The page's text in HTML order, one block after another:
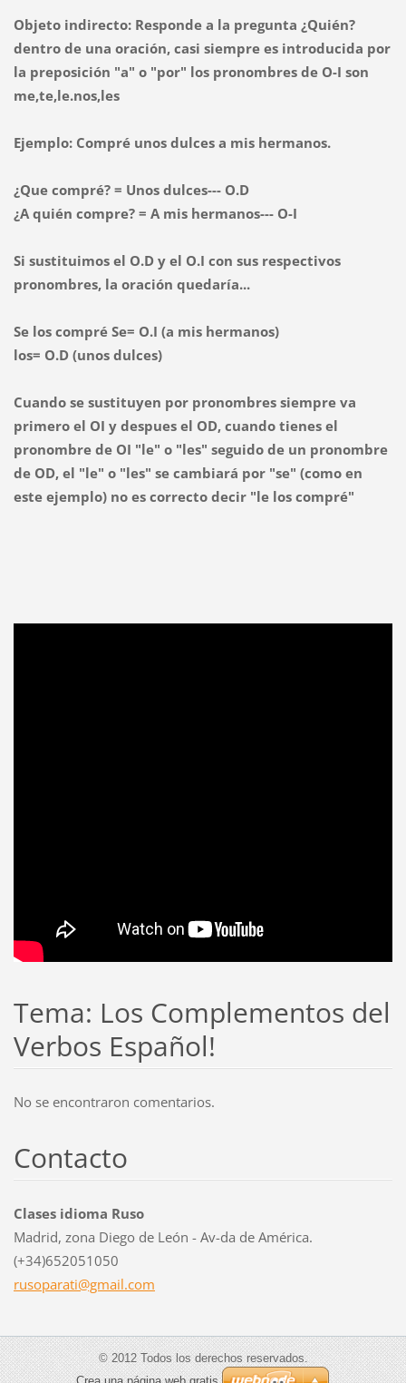
Objeto indirecto: Responde a la pregunta ¿Quién?
dentro de una oración, casi siempre es introducida por
la preposición "a" o "por" los pronombres de O-I son
me,te,le.nos,les
Ejemplo: Compré unos dulces a mis hermanos.
¿Que compré? = Unos dulces--- O.D
¿A quién compre? = A mis hermanos--- O-I
Si sustituimos el O.D y el O.I con sus respectivos
pronombres, la oración quedaría...
Se los compré Se= O.I (a mis hermanos)
los= O.D (unos dulces)
Cuando se sustituyen por pronombres siempre va
primero el OI y despues el OD, cuando tienes el
pronombre de OI "le" o "les" seguido de un pronombre
de OD, el "le" o "les" se cambiará por "se" (como en
este ejemplo) no es correcto decir "le los compré"
Tema: Los Complementos del
Verbos Español!
No se encontraron comentarios.
Contacto
Clases idioma Ruso
Madrid, zona Diego de León - Av-da de América.
(+34)652051050
rusoparati@gmail.com
© 2012 Todos los derechos reservados.